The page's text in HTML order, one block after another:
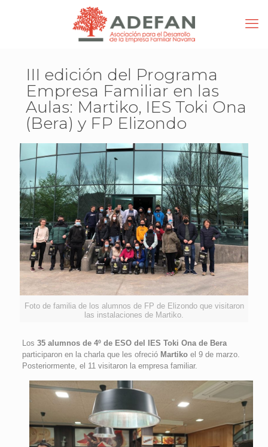
III edición del Programa
Empresa Familiar en las
Aulas: Martiko, IES Toki Ona
(Bera) y FP Elizondo
Foto de familia de los alumnos de FP de Elizondo que visitaron
las instalaciones de Martiko.
Los 35 alumnos de 4º de ESO del IES Toki Ona de Bera
participaron en la charla que les ofreció Martikoel 9 de marzo.
Posteriormente, el 11 visitaron la empresa familiar.